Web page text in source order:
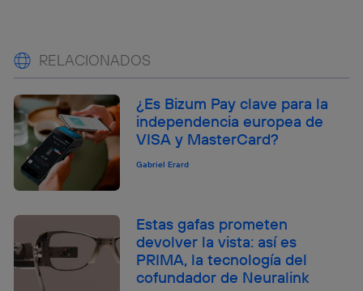
RELACIONADOS
¿Es Bizum Pay clave para la
independencia europea de
VISA y MasterCard?
Gabriel Erard
Estas gafas prometen
devolver la vista: así es
PRIMA, la tecnología del
cofundador de Neuralink